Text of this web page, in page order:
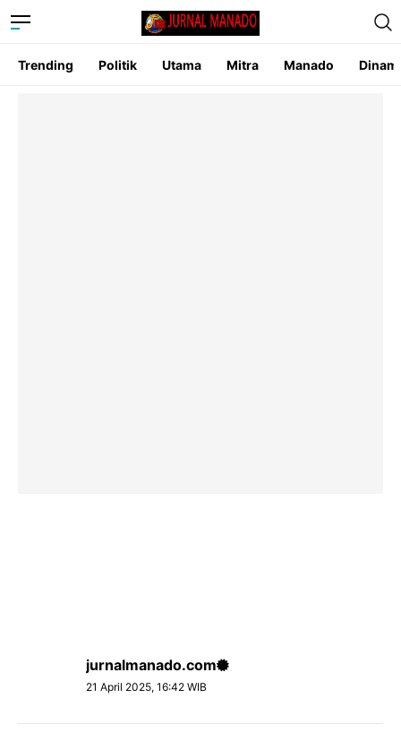
Trending Politik Utama Mitra Manado
jurnalmanado.com
21 April 2025, 16:42 WIB